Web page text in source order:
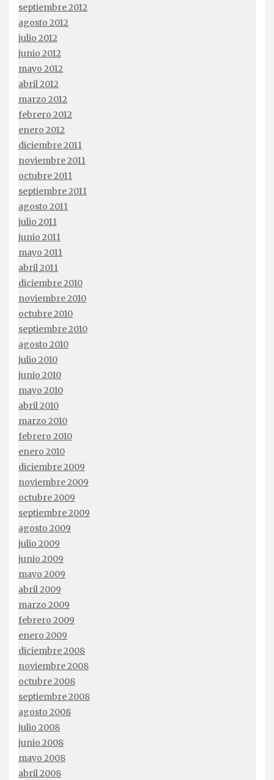
septiembre 2012
agosto 2012
julio 2012
junio 2012
mayo 2012
abril 2012
marzo 2012
febrero 2012
enero 2012
diciembre 2011
noviembre 2011
octubre 2011
septiembre 2011
agosto 2011
julio 2011
junio 2011
mayo 2011
abril 2011
diciembre 2010
noviembre 2010
octubre 2010
septiembre 2010
agosto 2010
julio 2010
junio 2010
mayo 2010
abril 2010
marzo 2010
febrero 2010
enero 2010
diciembre 2009
noviembre 2009
octubre 2009
septiembre 2009
agosto 2009
julio 2009
junio 2009
mayo 2009
abril 2009
marzo 2009
febrero 2009
enero 2009
diciembre 2008
noviembre 2008
octubre 2008
septiembre 2008
agosto 2008
julio 2008
junio 2008
mayo 2008
abril 2008